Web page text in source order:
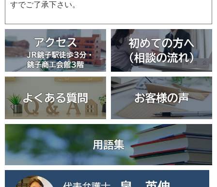
すでご了承下さい。